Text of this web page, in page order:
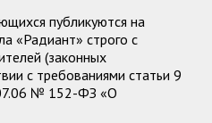
публикуются на
«Радиант» строго с
(законных
с требованиями статьи 9
№ 152-ФЗ «О